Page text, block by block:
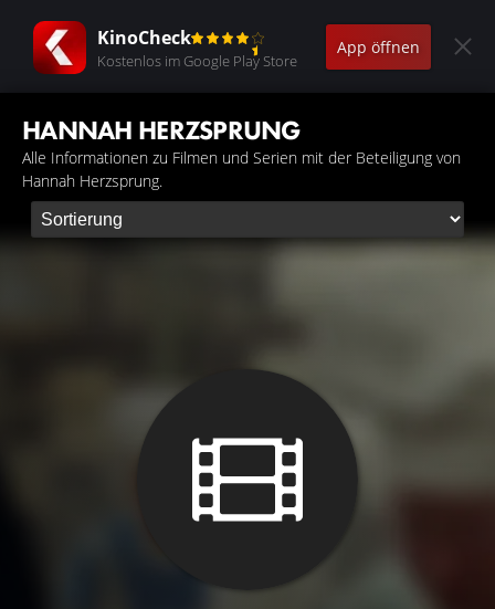
KinoCheck
Kostenlos im Google Play Store
App öffnen
HANNAH HERZSPRUNG
Alle Informationen zu Filmen und Serien mit der Beteiligung von
Hannah Herzsprung.